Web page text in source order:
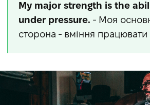
My major strength is the
under pressure. - Моя
сторона - вміння працювати